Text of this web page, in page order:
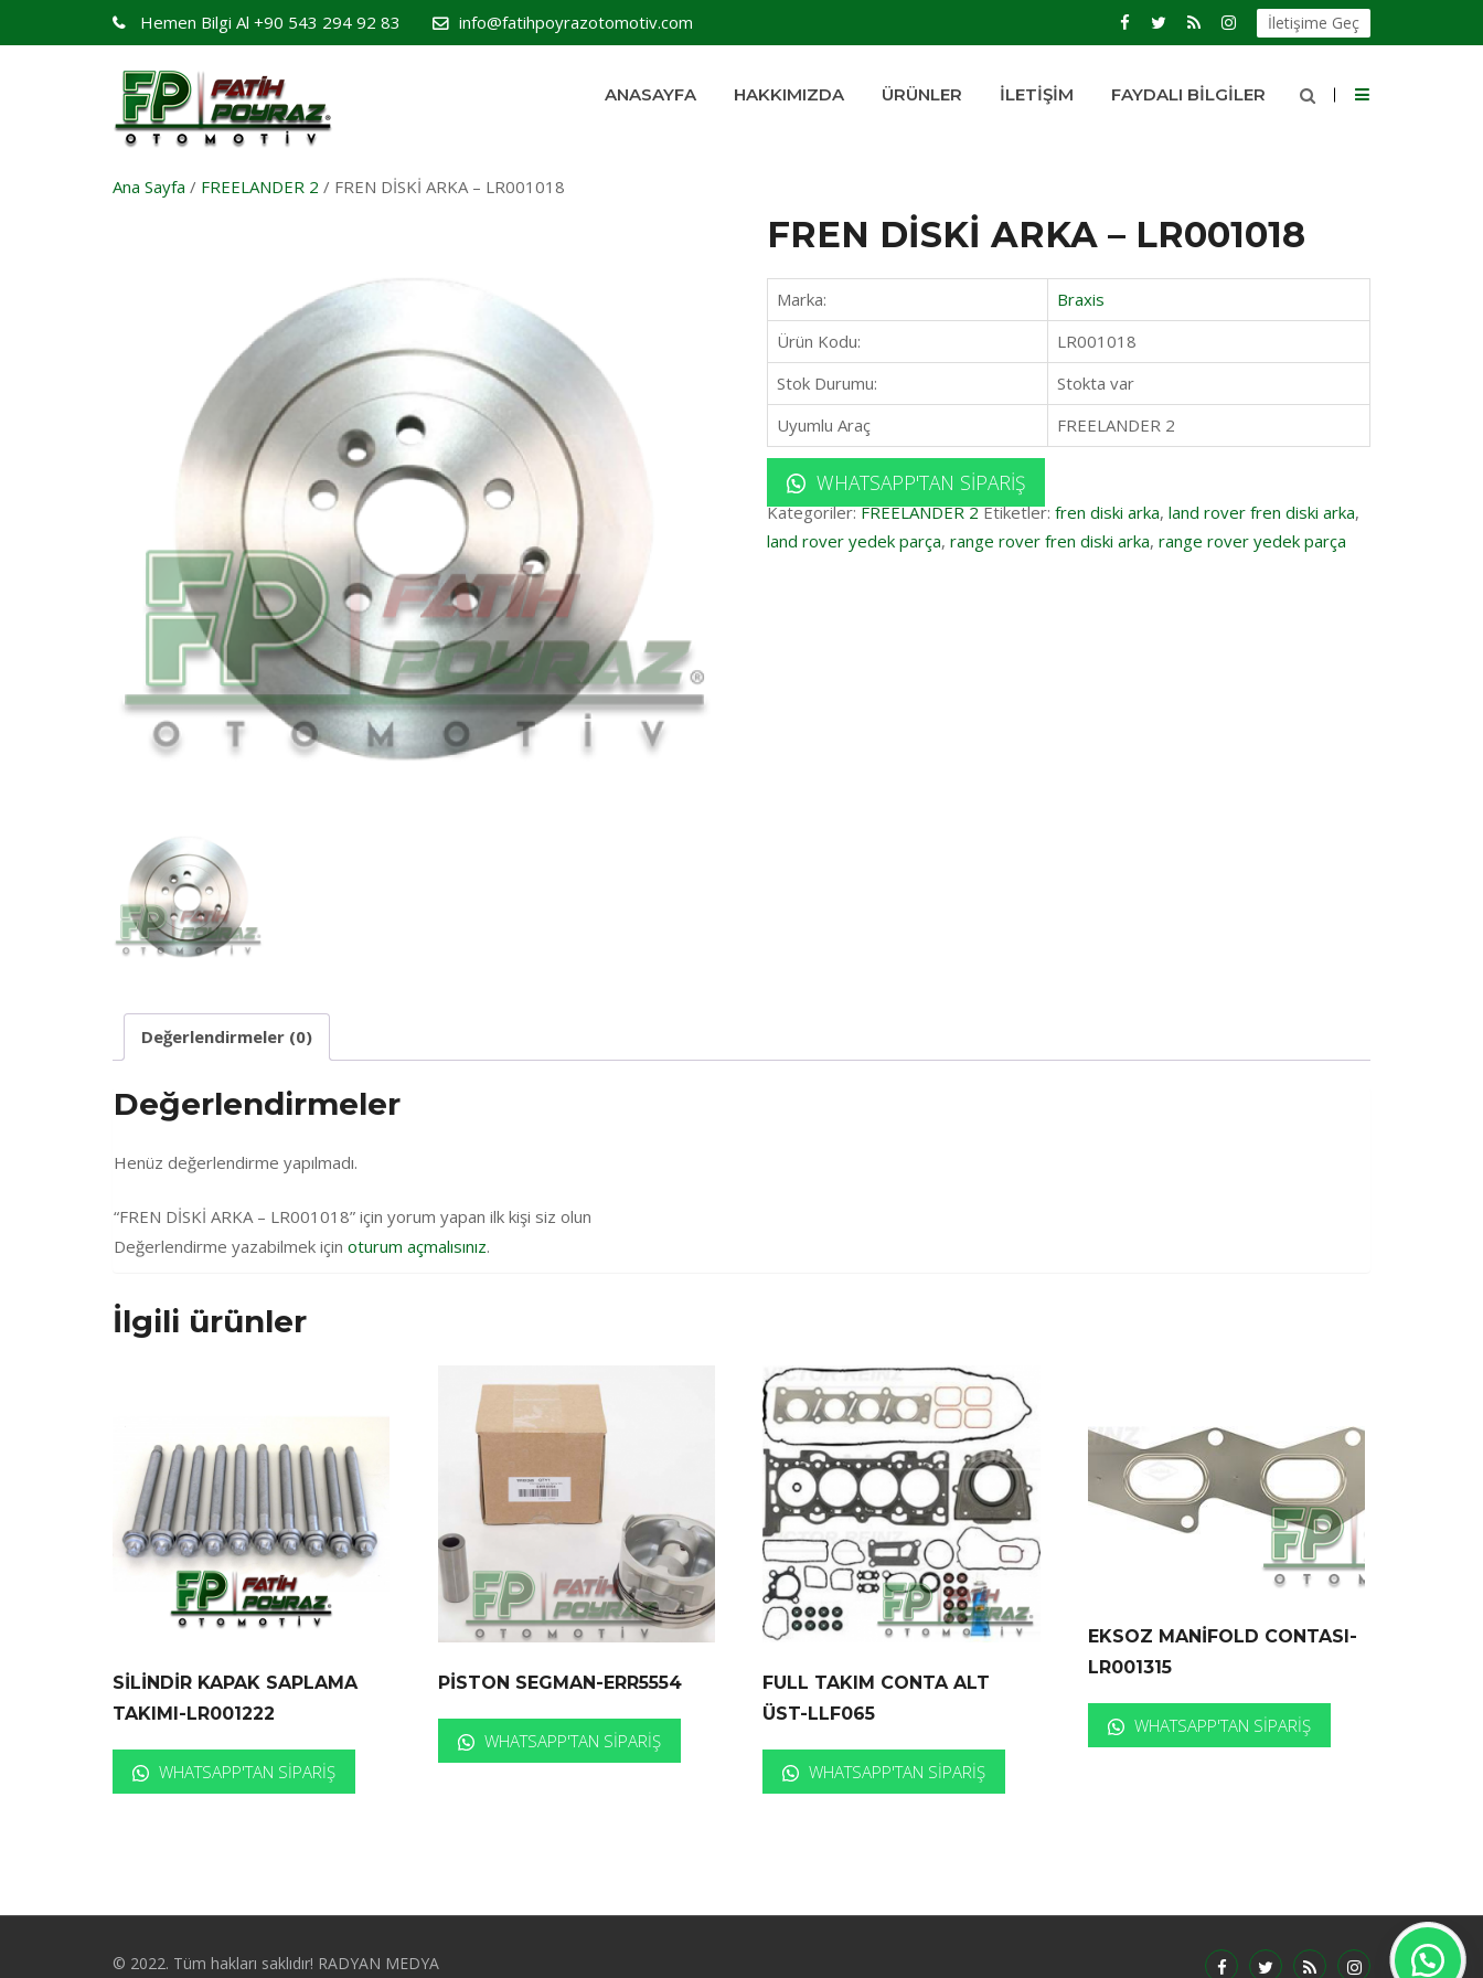
Hemen Bilgi Al +90 543 294 92 83 info@fatihpoyrazotomotiv.com İletişime Geç
ANASAYFA HAKKIMIZDA ÜRÜNLER İLETIŞIM FAYDALI BILGILER
Ana Sayfa / FREELANDER 2 / FREN DİSKİ ARKA – LR001018
FREN DİSKİ ARKA – LR001018
Marka:
Braxis
Ürün Kodu:
LR001018
Stok Durumu:
Stokta var
Uyumlu Araç
FREELANDER 2
WHATSAPP'TAN SIPARIŞ
Kategoriler:FREELANDER 2 Etiketler: fren diski arka, land rover fren diski arka,
land rover yedek parça, range rover fren diski arka, range rover yedek parça
Değerlendirmeler (0)
Değerlendirmeler
Henüz değerlendirme yapılmadı.
“FREN DİSKİ ARKA – LR001018” için yorum yapan ilk kişi siz olun
Değerlendirme yazabilmek için oturum açmalısınız.
İlgili ürünler
SİLİNDİR KAPAK SAPLAMA
TAKIMI-LR001222
WHATSAPP'TAN SIPARIŞ
PİSTON SEGMAN-ERR5554
WHATSAPP'TAN SIPARIŞ
FULL TAKIM CONTA ALT
ÜST-LLF065
WHATSAPP'TAN SIPARIŞ
EKSOZ MANİFOLD CONTASI-
LR001315
WHATSAPP'TAN SIPARIŞ
© 2022. Tüm hakları saklıdır! RADYAN MEDYA